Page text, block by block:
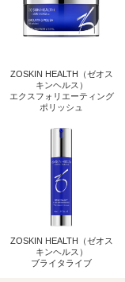
ZOSKIN HEALTH（ゼオス
キンヘルス）
エクスフォリエーティング
ポリッシュ
ZOSKIN HEALTH（ゼオス
キンヘルス）
ブライタライブ